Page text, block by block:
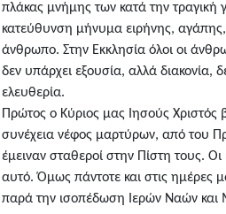
πλάκας μνήμης των κατά την τραγική
κατεύθυνση μήνυμα ειρήνης, αγάπης,
άνθρωπο. Στην Εκκλησία όλοι οι
δεν υπάρχει εξουσία, αλλά
ελευθερία.
Πρώτος ο Κύριος μας Ιησούς Χριστός
συνέχεια νέφος μαρτύρων, από του
έμειναν σταθεροί στην Πίστη τους.
αυτό. Όμως πάντοτε και στις ημέρες
παρά την ισοπέδωση Ιερών Ναών και